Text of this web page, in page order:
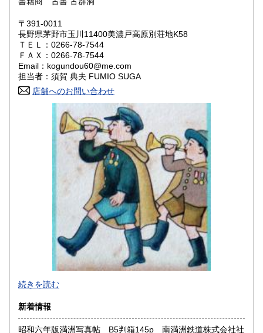
鳥取県
岡山県 600円 広島県
山口県 600円
香川県
600円 福岡県
600円 長崎県
600円 大分県
600円 鹿児島県
600円
〒391-0011
長野県茅野市玉川11400美濃戸高原別荘地K58
ＴＥＬ：0266-78-7544
ＦＡＸ：0266-78-7544
Email：kogundou60@me.com
担当者：須賀 典夫 FUMIO SUGA
店舗へのお問い合わせ
2026年で創業45年目になります。
沿線名：(無店舗)
最寄駅：(無店舗)
続きを読む
新着情報
昭和六年版満洲写真帖 B5判箱145p 南満洲鉄道株式会社社